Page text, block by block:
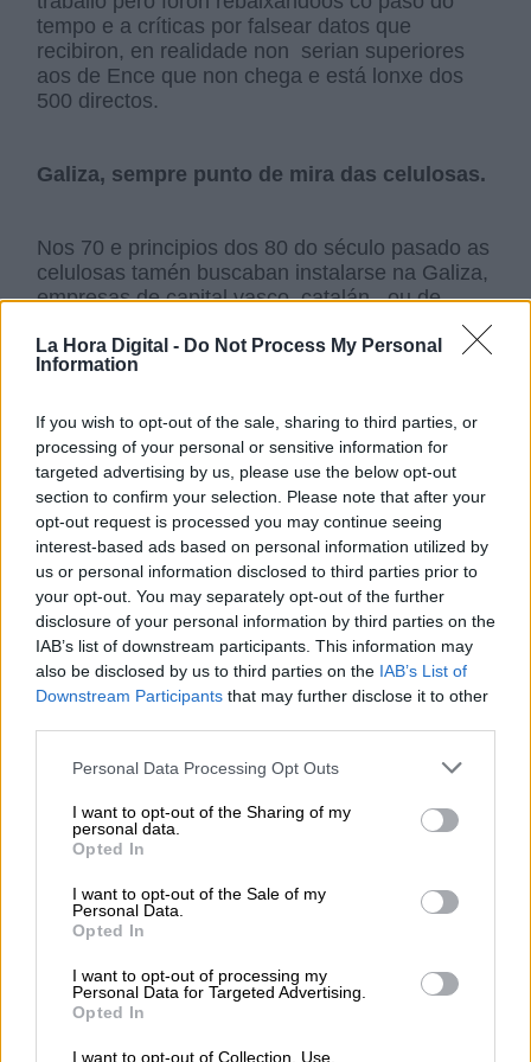
La Hora Digital - Do Not Process My Personal
Information
If you wish to opt-out of the sale, sharing to third parties, or
processing of your personal or sensitive information for
targeted advertising by us, please use the below opt-out
section to confirm your selection. Please note that after your
opt-out request is processed you may continue seeing
interest-based ads based on personal information utilized by
us or personal information disclosed to third parties prior to
your opt-out. You may separately opt-out of the further
disclosure of your personal information by third parties on the
IAB’s list of downstream participants. This information may
also be disclosed by us to third parties on the IAB’s List of
Downstream Participants that may further disclose it to other
Personal Data Processing Opt Outs
I want to opt-out of the Sharing of my
personal data.
Opted In
I want to opt-out of the Sale of my
Personal Data.
Opted In
I want to opt-out of processing my
Personal Data for Targeted Advertising.
Opted In
I want to opt-out of Collection, Use,
tempo e a críticas por falsear datos que
recibiron, en realidade non serian superiores
aos de Ence que non chega e está lonxe dos
500 directos.
Galiza, sempre punto de mira das celulosas.
Nos 70 e principios dos 80 do século pasado as
celulosas tamén buscaban instalarse na Galiza,
empresas de capital vasco, catalán...ou de
multinacionais alemás (Feldmühe co proxecto
Eurogalicia Forestal) ou finlandesas (Tampella
Oy con Papelga) entre outras pretendían
exacto: Negreira, Ourense, Ponteceso, Narón,
Monforte, Quiroga, Dodro, Fazouro, O Barco de
Valdeorras... figuraban na febre das celulosas.
Dábase a circunstancia de que a política
franquista ía coincidir cos proxectos da
transición e cos intereses do Mercado Común
deficitario en celulosa. O “progreso” e a
“modernidade” utilizábanse polas empresas,
facéndonos crer falsamente que todo
investimento económico era bó. Escondían que
pretendían madeira, auga e electricidade
baratas que nós tiñamos en abundancia, xunto
Ao mesmo tempo noutros lugares distantes de
menos contaminantes e de gran valor engadido
de papel, cartón , mobles (País Vasco,
Paralizáronse e deron lugar a mobilización e
manifestacións como sucedeu no 1976 en
Ourense, O Barco de Valdeorras, Laxe,
Cabanas, Coristanco, Malpica, Quiroga,